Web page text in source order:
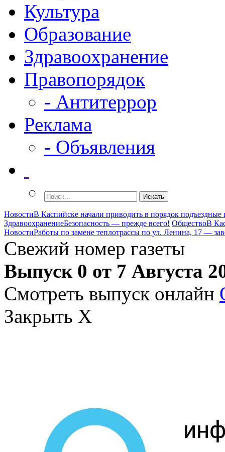
Культура
Образование
Здравоохранение
Правопорядок
- Антитеррор
Реклама
- Объявления
НовостиВ Каспийске начали приводить в порядок
ЗдравоохранениеБезопасность — прежде всего! ОбществоВ
НовостиРаботы по замене теплотрассы по ул. Ленина, 17 —
Свежий номер газеты
Выпуск 0 от 7 Августа
Смотреть выпуск онлайн
Закрыть X